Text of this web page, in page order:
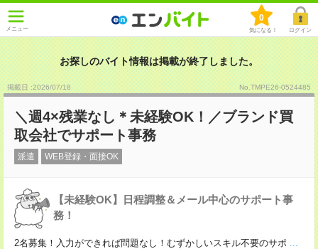
メニュー
0
気になる！ ログイン
お探しのバイト情報は掲載が終了しました。
掲載日 :2026/07/18 No.TMPE26-0524485
＼週4×残業なし＊未経験OK！／ブランド買
取会社でサポート事務
派遣 WEB登録・面接OK
【未経験OK】日程調整＆メール中心のサポート事
務！
2名募集！入力ができれば問題なし！むずかしいスキル不要のサポ ...